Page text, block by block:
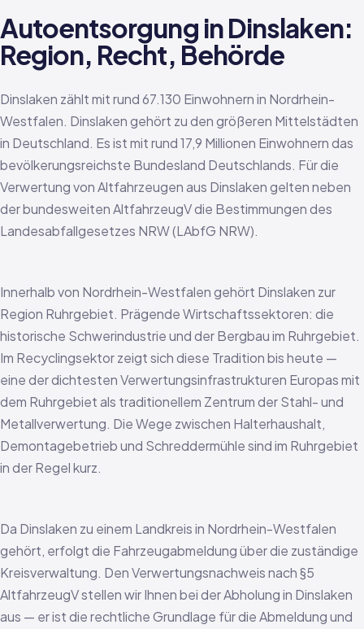
Autoentsorgung in Dinslaken:
Region, Recht, Behörde
Dinslaken zählt mit rund 67.130 Einwohnern in Nordrhein-
Westfalen. Dinslaken gehört zu den größeren Mittelstädten
in Deutschland. Es ist mit rund 17,9 Millionen Einwohnern das
bevölkerungsreichste Bundesland Deutschlands. Für die
Verwertung von Altfahrzeugen aus Dinslaken gelten neben
der bundesweiten AltfahrzeugV die Bestimmungen des
Landesabfallgesetzes NRW (LAbfG NRW).
Innerhalb von Nordrhein-Westfalen gehört Dinslaken zur
Region Ruhrgebiet. Prägende Wirtschaftssektoren: die
historische Schwerindustrie und der Bergbau im Ruhrgebiet.
Im Recyclingsektor zeigt sich diese Tradition bis heute —
eine der dichtesten Verwertungsinfrastrukturen Europas mit
dem Ruhrgebiet als traditionellem Zentrum der Stahl- und
Metallverwertung. Die Wege zwischen Halterhaushalt,
Demontagebetrieb und Schreddermühle sind im Ruhrgebiet
in der Regel kurz.
Da Dinslaken zu einem Landkreis in Nordrhein-Westfalen
gehört, erfolgt die Fahrzeugabmeldung über die zuständige
Kreisverwaltung. Den Verwertungsnachweis nach §5
AltfahrzeugV stellen wir Ihnen bei der Abholung in Dinslaken
aus — er ist die rechtliche Grundlage für die Abmeldung und